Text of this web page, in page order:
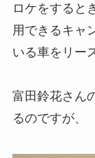
ロケをすると
用できるキャ
いる車をリー
富田鈴花さん
るのですが、